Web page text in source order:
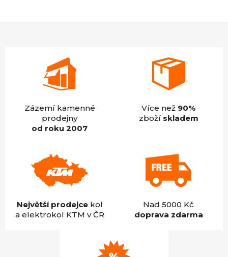
Zázemí kamenné
prodejny
od roku 2007
Více než 90%
zboží skladem
Největší prodejcekol
a elektrokol KTM v ČR
Nad 5000 Kč
doprava zdarma